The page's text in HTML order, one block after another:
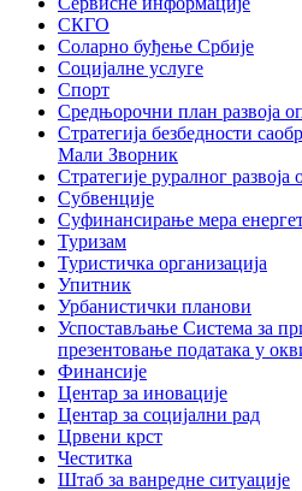
СКГО
Соларно буђење Србије
Социјалне услуге
Спорт
Средњорочни план развоја
Стратегија безбедности
Мали Зворник
Стратегије руралног
Субвенције
Суфинансирање мера
Туризам
Туристичка организација
Упитник
Урбанистички планови
Успостављање Система за
презентовање података у
Финансије
Центар за иновације
Центар за социјални рад
Црвени крст
Честитка
Штаб за ванредне ситуације